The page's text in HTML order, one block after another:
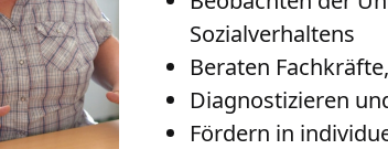
Sozialverhaltens
Beraten
Diagnostizieren
Fördern in